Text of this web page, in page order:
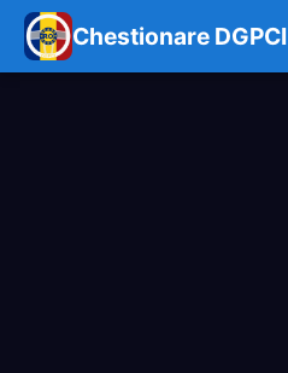
Chestionare DGPCI